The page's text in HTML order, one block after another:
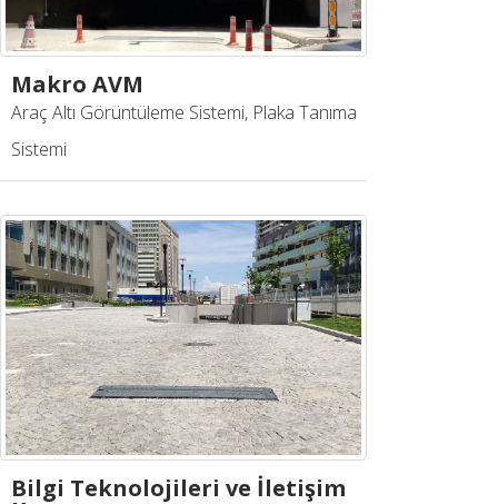
Makro AVM
Araç Altı Görüntüleme Sistemi, Plaka Tanıma
Sistemi
Bilgi Teknolojileri ve İletişim